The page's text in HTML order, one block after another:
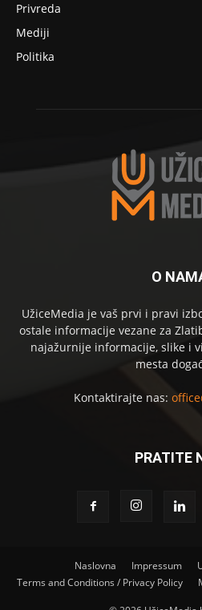
Privreda
Mediji
Politika
O
UžiceMedia je vaš prvi i pravi
ostale informacije vezane za
najažurnije informacije, slike i
mesta
Kontaktirajte nas:
PRATITE
Naslovna Impressum
Terms and Conditions / Privacy Policy